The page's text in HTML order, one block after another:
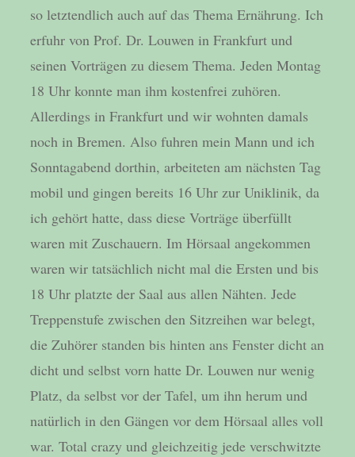
so letztendlich auch auf das Thema Ernährung. Ich
erfuhr von Prof. Dr. Louwen in Frankfurt und
seinen Vorträgen zu diesem Thema. Jeden Montag
18 Uhr konnte man ihm kostenfrei zuhören.
Allerdings in Frankfurt und wir wohnten damals
noch in Bremen. Also fuhren mein Mann und ich
Sonntagabend dorthin, arbeiteten am nächsten Tag
mobil und gingen bereits 16 Uhr zur Uniklinik, da
ich gehört hatte, dass diese Vorträge überfüllt
waren mit Zuschauern. Im Hörsaal angekommen
waren wir tatsächlich nicht mal die Ersten und bis
18 Uhr platzte der Saal aus allen Nähten. Jede
Treppenstufe zwischen den Sitzreihen war belegt,
die Zuhörer standen bis hinten ans Fenster dicht an
dicht und selbst vorn hatte Dr. Louwen nur wenig
Platz, da selbst vor der Tafel, um ihn herum und
natürlich in den Gängen vor dem Hörsaal alles voll
war. Total crazy und gleichzeitig jede verschwitzte